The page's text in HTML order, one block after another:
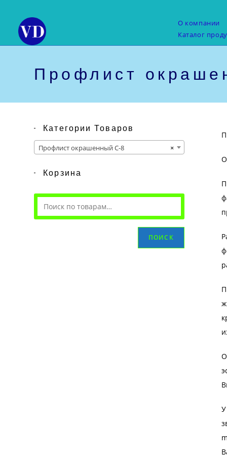
содержимому
О компании
Каталог
Профлист
Категории Товаров
×
Профлист окрашенный С-8
Корзина
ПОИСК